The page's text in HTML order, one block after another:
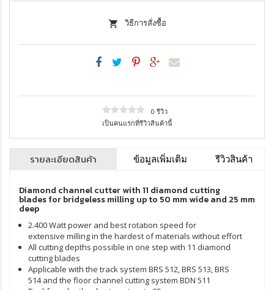
วิธีการสั่งซื้อ
0 รีวิว
เป็นคนแรกที่รีวิวสินค้านี้
รายละเอียดสินค้า ข้อมูลเพิ่มเติม รีวิวสินค้า
Diamond channel cutter with 11 diamond cutting
blades for bridgeless milling up to 50 mm wide and 25 mm
deep
2.400 Watt power and best rotation speed for
extensive milling in the hardest of materials without effort
All cutting depths possible in one step with 11 diamond
cutting blades
Applicable with the track system BRS 512, BRS 513, BRS
514 and the floor channel cutting system BDN 511